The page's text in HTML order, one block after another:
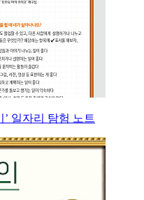
’ 일자리 탐험 노트